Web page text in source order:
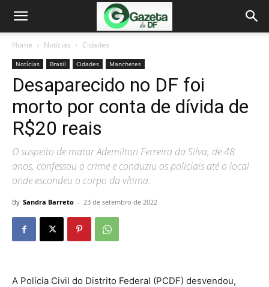
Home Notícias Cidades
Notícias Brasil Cidades Manchetes
Desaparecido no DF foi
morto por conta de dívida de
R$20 reais
O suspeito de matar Ademilton Ferreira da Silva, de 48
anos, confessou o crime e conduziu os policiais até o local
onde escondeu o corpo da vítima.
By Sandra Barreto - 23 de setembro de 2022
A Polícia Civil do Distrito Federal (PCDF) desvendou,